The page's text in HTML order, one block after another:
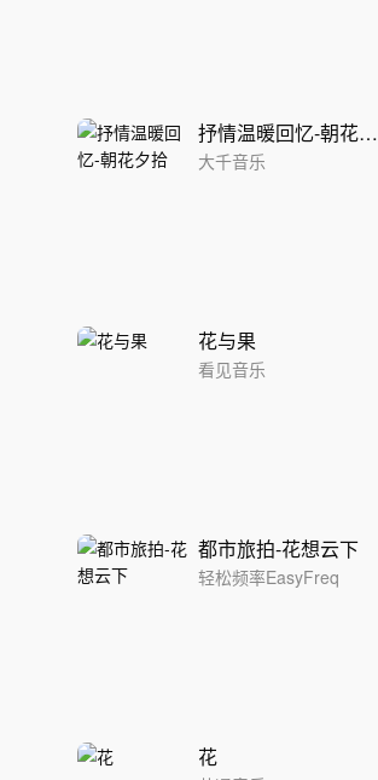
抒情温暖回忆-朝花夕拾
大千音乐
花与果
看见音乐
都市旅拍-花想云下
轻松频率EasyFreq
花